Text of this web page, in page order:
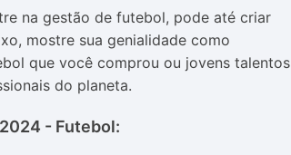
na gestão de futebol, pode até criar
mostre sua genialidade como
que você comprou ou jovens talentos
do planeta.
- Futebol: